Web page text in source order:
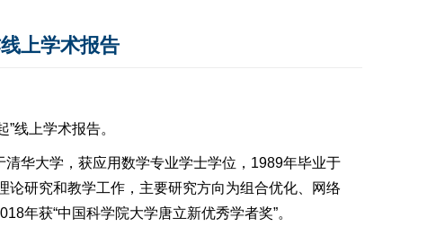
上学术报告
”线上学术报告。
清华大学，获应用数学专业学士学位， 1989年毕业于
论研究和教学工作，主要研究方向为组合优化、网络
年获“中国科学院大学唐立新优秀学者奖”。